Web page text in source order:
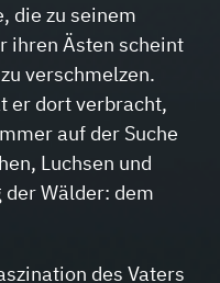
die zu seinem
ihren Ästen scheint
verschmelzen.
er dort verbracht,
auf der Suche
Luchsen und
Wälder: dem
des Vaters